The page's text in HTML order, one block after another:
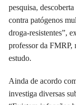
pesquisa,
contra patógenos
droga-resistentes”,
professor da FMRP,
estudo.
Ainda de acordo
investiga diversas